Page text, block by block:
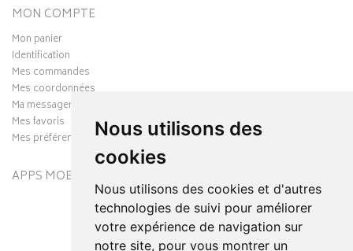
Nous utilisons des
cookies
Nous utilisons des cookies et d'autres
technologies de suivi pour améliorer
votre expérience de navigation sur
notre site, pour vous montrer un
MON COMPTE
Mon panier
Identification
Mes commandes
Mes coordonnées
Ma messagerie
Mes favoris
Mes préférences Cookies
APPS MOBILES